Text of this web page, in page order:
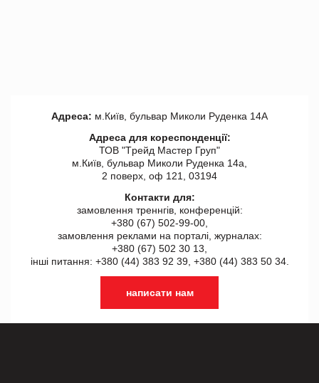
Адреса: м.Київ, бульвар Миколи Руденка 14А
Адреса для кореспонденції:
ТОВ "Tрейд Мастер Груп"
м.Київ, бульвар Миколи Руденка 14а,
2 поверх, оф 121, 03194
Контакти для:
замовлення треннгів, конференцій:
+380 (67) 502-99-00,
замовлення реклами на порталі, журналах:
+380 (67) 502 30 13,
інші питання: +380 (44) 383 92 39, +380 (44) 383 50 34.
написати нам